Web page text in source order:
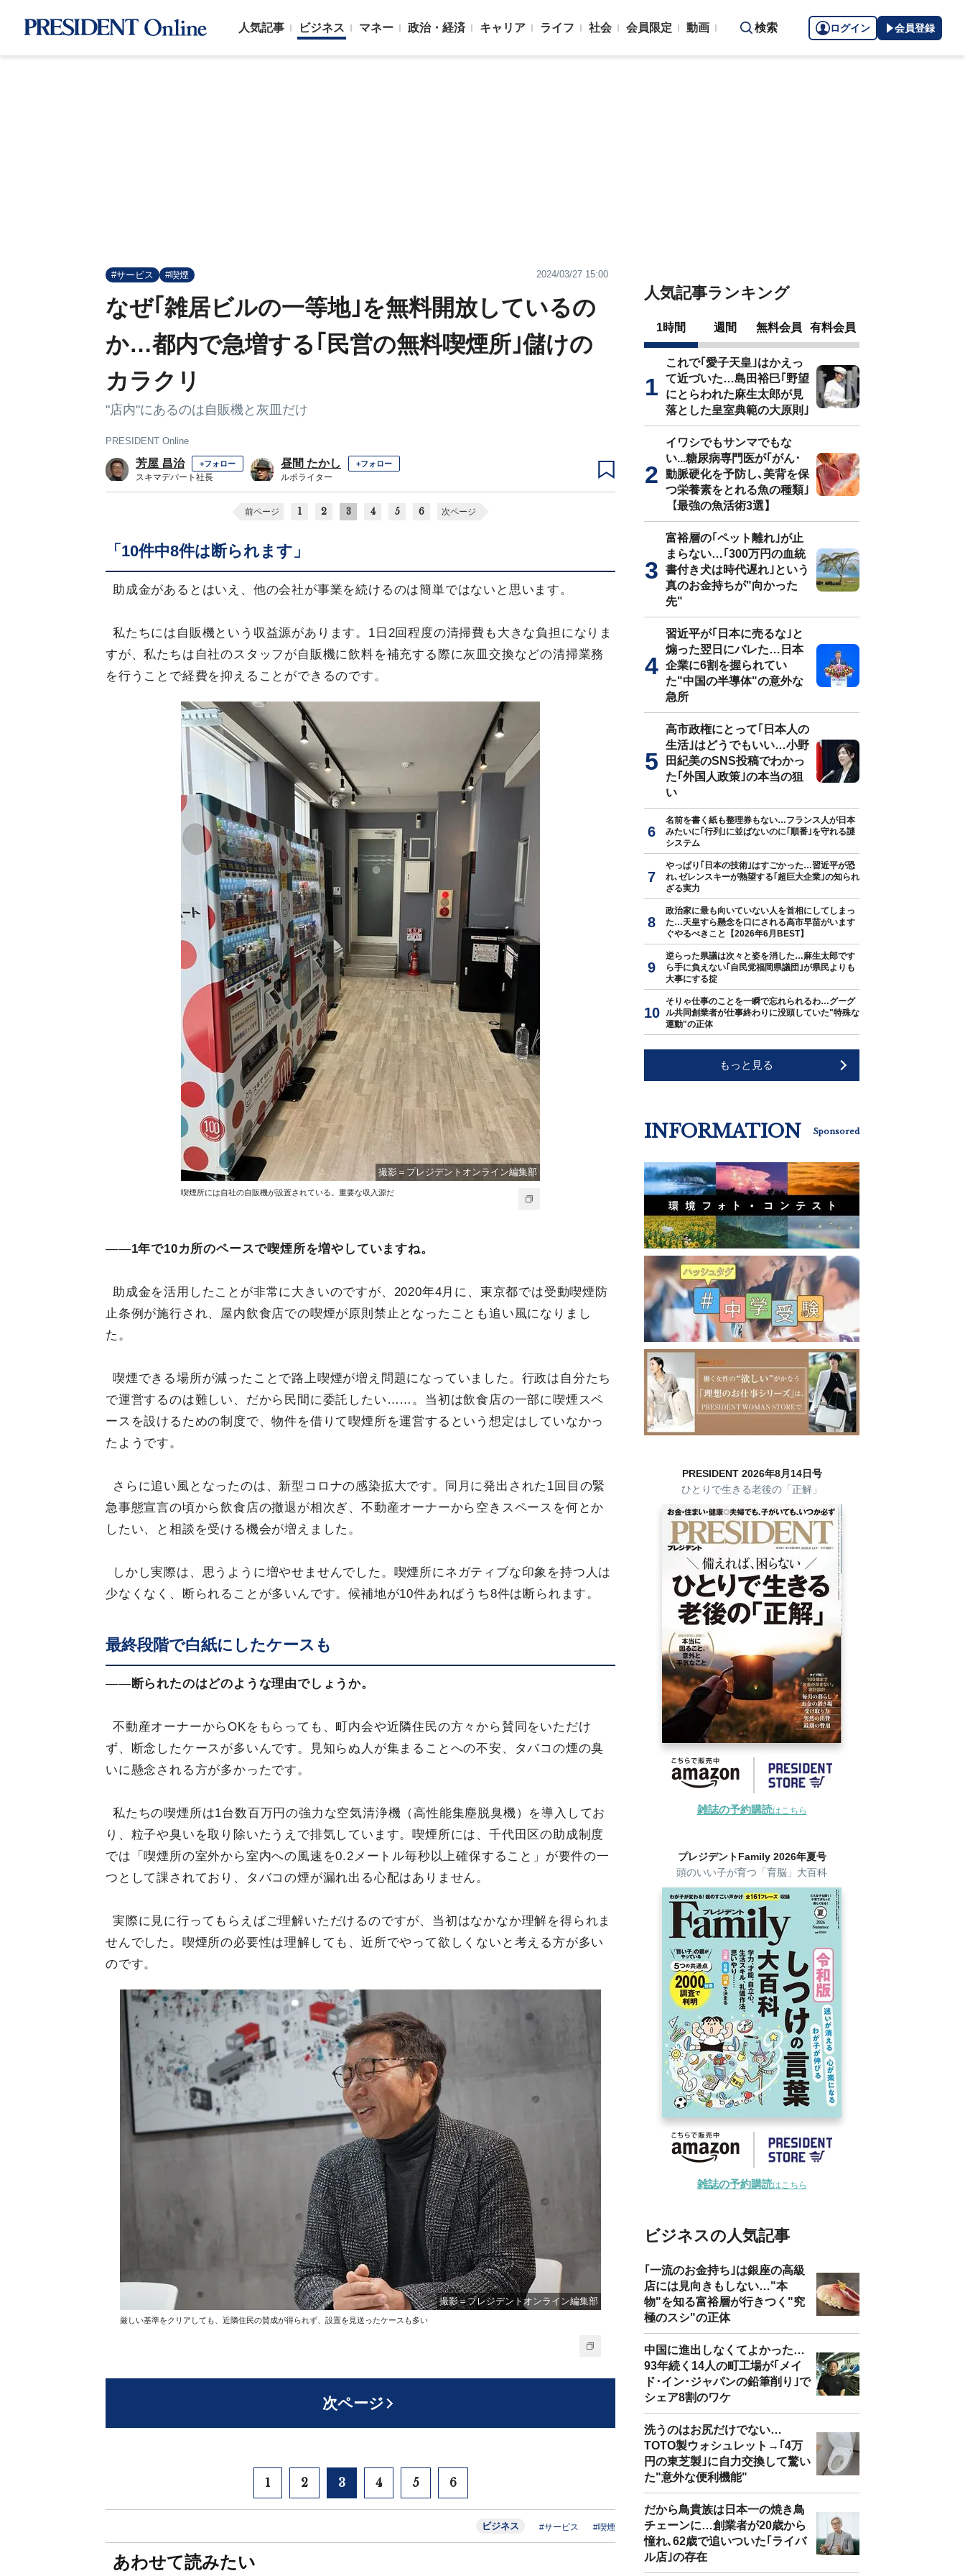
人気記事 ビジネス マネー 政治・経済 キャリア ライフ 社会 会員限定 動画 検索 ログイン 会員登録
#サービス #喫煙 2024/03/27 15:00
なぜ｢雑居ビルの一等地｣を無料開放しているの
か…都内で急増する｢民営の無料喫煙所｣儲けの
カラクリ
"店内"にあるのは自販機と灰皿だけ
PRESIDENT Online
芳屋 昌治 +フォロー
スキマデパート社長
昼間 たかし +フォロー
ルポライター
前ページ 1 2 3 4 5 6 次ページ
「10件中8件は断られます」
助成金があるとはいえ、他の会社が事業を続けるのは簡単ではないと思います。
私たちには自販機という収益源があります。1日2回程度の清掃費も大きな負担になりま
すが、私たちは自社のスタッフが自販機に飲料を補充する際に灰皿交換などの清掃業務
を行うことで経費を抑えることができるのです。
撮影＝プレジデントオンライン編集部
喫煙所には自社の自販機が設置されている。重要な収入源だ
――1年で10カ所のペースで喫煙所を増やしていますね。
助成金を活用したことが非常に大きいのですが、2020年4月に、東京都では受動喫煙防
止条例が施行され、屋内飲食店での喫煙が原則禁止となったことも追い風になりまし
た。
喫煙できる場所が減ったことで路上喫煙が増え問題になっていました。行政は自分たち
で運営するのは難しい、だから民間に委託したい……。当初は飲食店の一部に喫煙スペ
ースを設けるための制度で、物件を借りて喫煙所を運営するという想定はしていなかっ
たようです。
さらに追い風となったのは、新型コロナの感染拡大です。同月に発出された1回目の緊
急事態宣言の頃から飲食店の撤退が相次ぎ、不動産オーナーから空きスペースを何とか
したい、と相談を受ける機会が増えました。
しかし実際は、思うように増やせませんでした。喫煙所にネガティブな印象を持つ人は
少なくなく、断られることが多いんです。候補地が10件あればうち8件は断られます。
最終段階で白紙にしたケースも
――断られたのはどのような理由でしょうか。
不動産オーナーからOKをもらっても、町内会や近隣住民の方々から賛同をいただけ
ず、断念したケースが多いんです。見知らぬ人が集まることへの不安、タバコの煙の臭
いに懸念される方が多かったです。
私たちの喫煙所は1台数百万円の強力な空気清浄機（高性能集塵脱臭機）を導入してお
り、粒子や臭いを取り除いたうえで排気しています。喫煙所には、千代田区の助成制度
では「喫煙所の室外から室内への風速を0.2メートル毎秒以上確保すること」が要件の一
つとして課されており、タバコの煙が漏れ出る心配はありません。
実際に見に行ってもらえばご理解いただけるのですが、当初はなかなか理解を得られま
せんでした。喫煙所の必要性は理解しても、近所でやって欲しくないと考える方が多い
のです。
撮影＝プレジデントオンライン編集部
厳しい基準をクリアしても、近隣住民の賛成が得られず、設置を見送ったケースも多い
次ページ
1 2 3 4 5 6
ビジネス #サービス #喫煙
あわせて読みたい
人気記事ランキング
1時間 週間 無料会員 有料会員
これで｢愛子天皇｣はかえっ
て近づいた…島田裕巳｢野望
にとらわれた麻生太郎が見
落とした皇室典範の大原則｣
イワシでもサンマでもな
い...糖尿病専門医が｢がん･
動脈硬化を予防し､美背を保
つ栄養素をとれる魚の種類｣
【最強の魚活術3選】
富裕層の｢ペット離れ｣が止
まらない…｢300万円の血統
書付き犬は時代遅れ｣という
真のお金持ちが"向かった
先"
習近平が｢日本に売るな｣と
煽った翌日にバレた…日本
企業に6割を握られてい
た"中国の半導体"の意外な
急所
高市政権にとって｢日本人の
生活｣はどうでもいい…小野
田紀美のSNS投稿でわかっ
た｢外国人政策｣の本当の狙
い
名前を書く紙も整理券もない…フランス人が日本
みたいに｢行列｣に並ばないのに｢順番｣を守れる謎
システム
やっぱり｢日本の技術｣はすごかった…習近平が恐
れ､ゼレンスキーが熱望する｢超巨大企業｣の知られ
ざる実力
政治家に最も向いていない人を首相にしてしまっ
た…天皇すら懸念を口にされる高市早苗がいます
ぐやるべきこと【2026年6月BEST】
逆らった県議は次々と姿を消した…麻生太郎です
ら手に負えない｢自民党福岡県議団｣が県民よりも
大事にする掟
そりゃ仕事のことを一瞬で忘れられるわ…グーグ
ル共同創業者が仕事終わりに没頭していた"特殊な
運動"の正体
もっと見る
INFORMATION Sponsored
PRESIDENT 2026年8月14日号
ひとりで生きる老後の「正解」
雑誌の予約購読はこちら
プレジデントFamily 2026年夏号
頭のいい子が育つ「育脳」大百科
雑誌の予約購読はこちら
ビジネスの人気記事
｢一流のお金持ち｣は銀座の高級
店には見向きもしない…"本
物"を知る富裕層が行きつく"究
極のスシ"の正体
中国に進出しなくてよかった…
93年続く14人の町工場が｢メイ
ド･イン･ジャパンの鉛筆削り｣で
シェア8割のワケ
洗うのはお尻だけでない…
TOTO製ウォシュレット→｢4万
円の東芝製｣に自力交換して驚い
た"意外な便利機能"
だから鳥貴族は日本一の焼き鳥
チェーンに…創業者が20歳から
憧れ､62歳で追いついた｢ライバ
ル店｣の存在